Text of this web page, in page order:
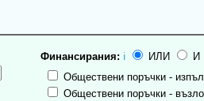
Финансирания: ℹ ИЛИ
И
Обществени поръчки -
Обществени поръчки -